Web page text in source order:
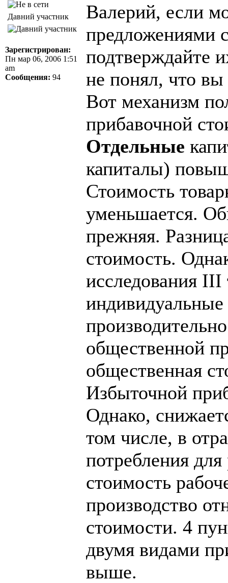
Давний участник
Зарегистрирован:
Пн мар 06, 2006 1:51
am
Сообщения: 94
Валерий, если
предложениями
подтверждайте
не понял, что вы
Вот механизм
прибавочной
Отдельные
капиталы)
Стоимость
уменьшается.
прежняя.
стоимость.
исследования III
общественной
общественная
Избыточной
Однако,
том числе, в
потребления
стоимость
производство
стоимости. 4
двумя видами
выше.